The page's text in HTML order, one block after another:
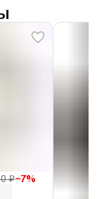
₽−7%